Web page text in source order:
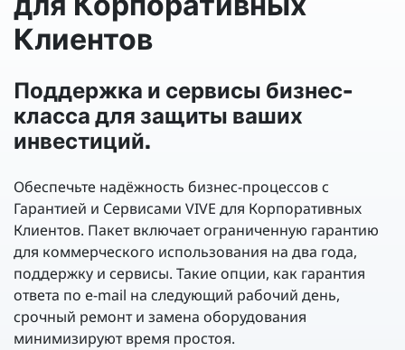
Клиентов
Поддержка и сервисы бизнес-
класса для защиты ваших
инвестиций.
Обеспечьте надёжность бизнес-процессов с
Гарантией и Сервисами VIVE для Корпоративных
Клиентов. Пакет включает ограниченную гарантию
для коммерческого использования на два года,
поддержку и сервисы. Такие опции, как гарантия
ответа по e-mail на следующий рабочий день,
срочный ремонт и замена оборудования
минимизируют время простоя.